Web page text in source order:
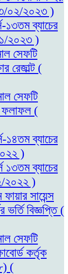
০২/২০২৩ )
১৩তম ব্যাচের
২০২৩ )
সেফটি
রেজাল্ট (
সেফটি
ফলাফল (
১৪তম ব্যাচের
)
১৩তম ব্যাচের
২০২২ )
সায়েন্স
বিজ্ঞপ্তি (
সেফটি
কর্তৃক
(